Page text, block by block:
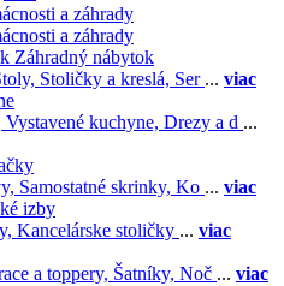
a záhrady
a záhrady
Záhradný nábytok
Stoličky a kreslá, Ser ... viac
Vystavené kuchyne, Drezy a d ...
Samostatné skrinky, Ko ... viac
izby
Kancelárske stoličky ... viac
a toppery, Šatníky, Noč ... viac